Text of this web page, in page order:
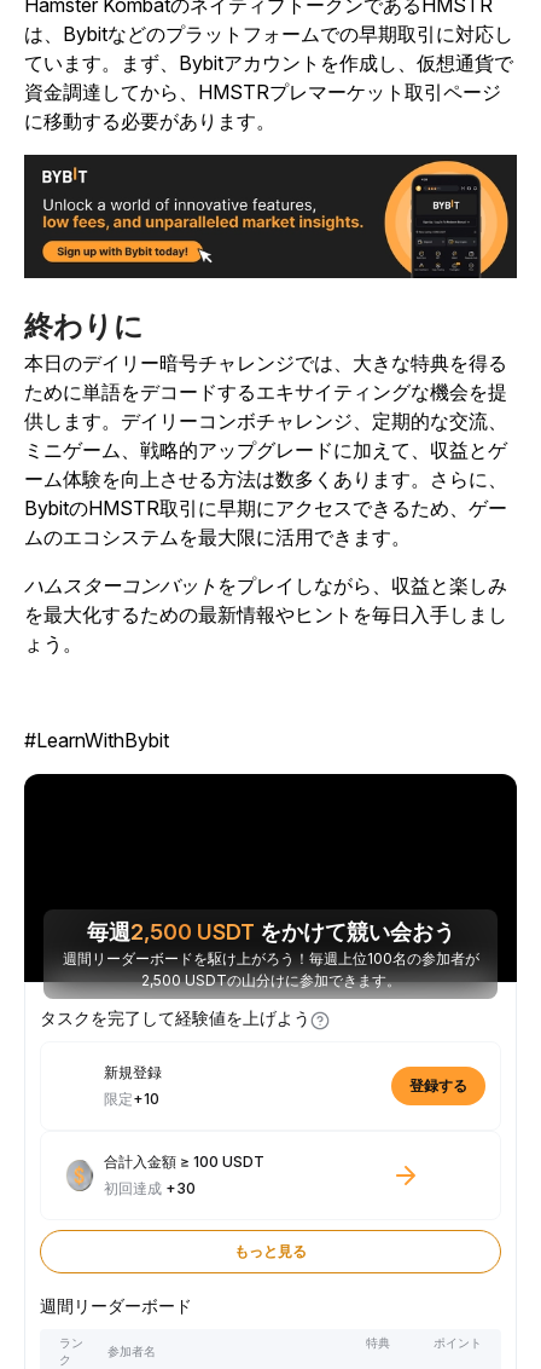
Hamster KombatのネイティブトークンであるHMSTR
は、Bybitなどのプラットフォームでの早期取引に対応し
ています。まず、Bybitアカウントを作成し、仮想通貨で
資金調達してから、HMSTRプレマーケット取引ページ
に移動する必要があります。
終わりに
本日のデイリー暗号チャレンジでは、大きな特典を得る
ために単語をデコードするエキサイティングな機会を提
供します。デイリーコンボチャレンジ、定期的な交流、
ミニゲーム、戦略的アップグレードに加えて、収益とゲ
ーム体験を向上させる方法は数多くあります。さらに、
BybitのHMSTR取引に早期にアクセスできるため、ゲー
ムのエコシステムを最大限に活用できます。
ハムスターコンバット をプレイしながら、収益と楽しみ
を最大化するための最新情報やヒントを毎日入手しまし
ょう。
#LearnWithBybit
毎週2,500 USDT をかけて競い会おう
週間リーダーボードを駆け上がろう！毎週上位100名の参加者が
2,500 USDTの山分けに参加できます。
タスクを完了して経験値を上げよう
新規登録
限定+10
登録する
合計入金額 ≥ 100 USDT
初回達成 +30
もっと見る
週間リーダーボード
ラン
ク
参加者名
特典 ポイント